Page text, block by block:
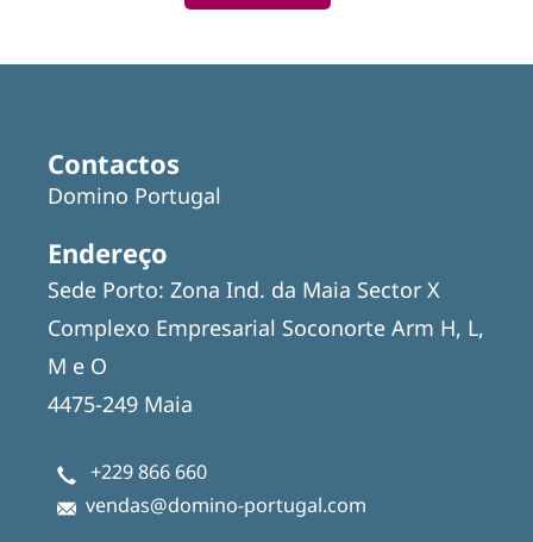
Featured
Contactos
Domino Portugal
Endereço
Sede Porto: Zona Ind. da Maia Sector X
Complexo Empresarial Soconorte Arm H, L,
M e O
4475-249 Maia
+229 866 660
vendas@domino-portugal.com